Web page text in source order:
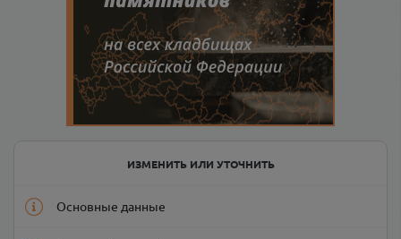
ИЗМЕНИТЬ ИЛИ УТОЧНИТЬ
Основные данные